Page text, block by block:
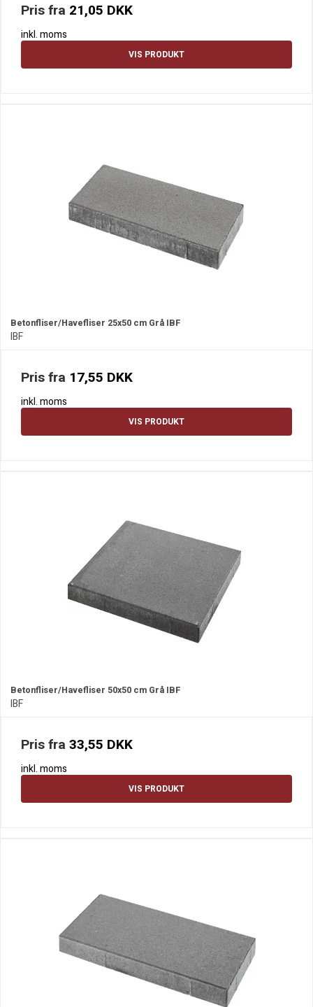
Pris fra 21,05 DKK
inkl. moms
VIS PRODUKT
Betonfliser/Havefliser 25x50 cm Grå IBF
IBF
Pris fra 17,55 DKK
inkl. moms
VIS PRODUKT
Betonfliser/Havefliser 50x50 cm Grå IBF
IBF
Pris fra 33,55 DKK
inkl. moms
VIS PRODUKT